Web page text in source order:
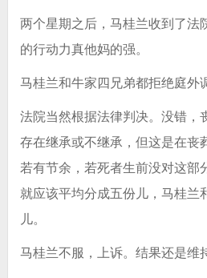
两个星期之后，马桂兰收到了法
的行动力真他妈的强。
马桂兰和牛家四兄弟都拒绝庭外
法院当然根据法律判决。没错，
存在继承或不继承，但这是在丧
若有节余，若死者生前没对这部
就应该平均分成五份儿，马桂兰
儿。
马桂兰不服，上诉。结果还是维